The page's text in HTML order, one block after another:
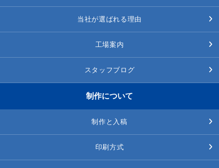
当社が選ばれる理由
工場案内
スタッフブログ
制作について
制作と入稿
印刷方式